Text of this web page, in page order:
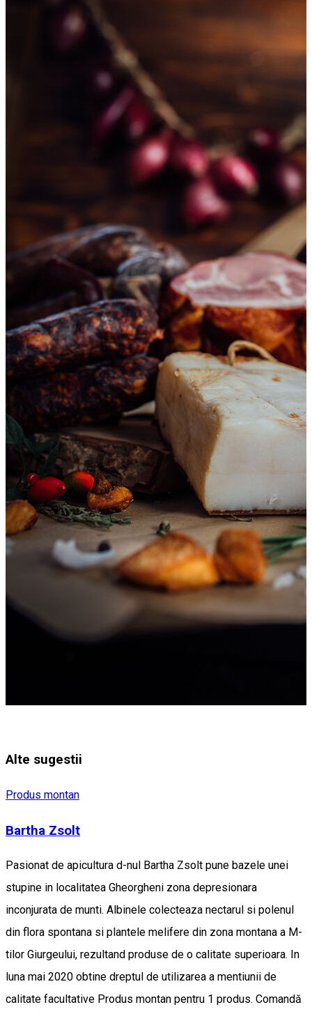
Alte sugestii
Produs montan
Bartha Zsolt
Pasionat de apicultura d-nul Bartha Zsolt pune bazele unei
stupine in localitatea Gheorgheni zona depresionara
inconjurata de munti. Albinele colecteaza nectarul si polenul
din flora spontana si plantele melifere din zona montana a M-
tilor Giurgeului, rezultand produse de o calitate superioara. In
luna mai 2020 obtine dreptul de utilizarea a mentiunii de
calitate facultative Produs montan pentru 1 produs. Comandă